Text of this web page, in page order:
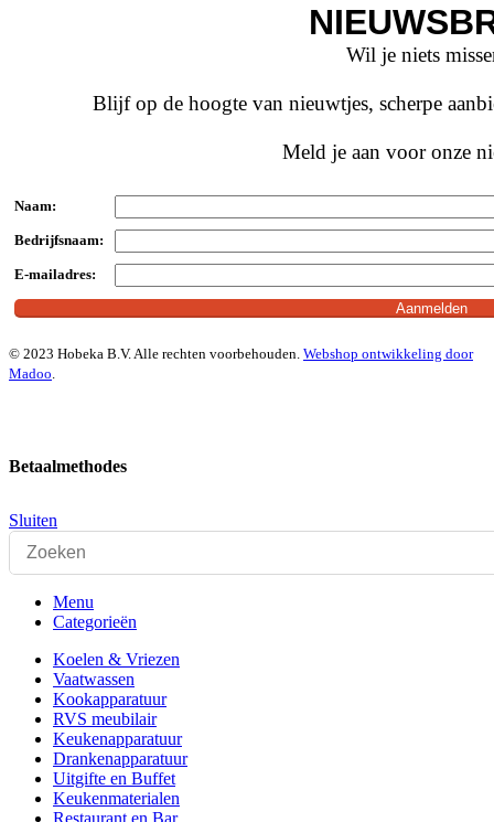
Wil je niets
Blijf op de hoogte van nieuwtjes, scherpe
Meld je aan voor onze
Naam:
Bedrijfsnaam:
E-mailadres:
© 2023 Hobeka B.V. Alle rechten voorbehouden. Webshop ontwikkeling door
Madoo
Betaalmethodes
Sluiten
Menu
Categorieën
Koelen & Vriezen
Vaatwassen
Kookapparatuur
RVS meubilair
Keukenapparatuur
Drankenapparatuur
Uitgifte en Buffet
Keukenmaterialen